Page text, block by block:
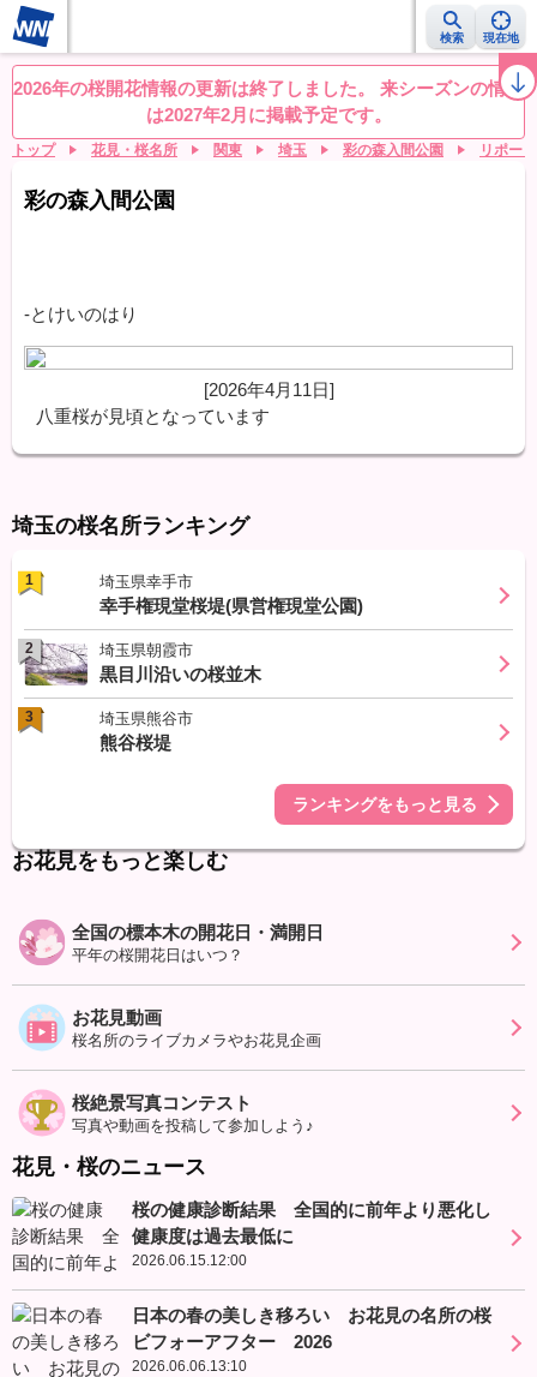
検索 現在地
桜レーダー 名所ランキング 桜開花予想NEWS お花見動画 目的別
2026年の桜開花情報の更新は終了しました。 来シーズンの情報
は2027年2月に掲載予定です。
トップ 花見・桜名所 関東 埼玉 彩の森入間公園 リポー
彩の森入間公園
-とけいのはり
[2026年4月11日]
八重桜が見頃となっています
埼玉の桜名所ランキング
1 埼玉県幸手市
幸手権現堂桜堤(県営権現堂公園)
2 埼玉県朝霞市
黒目川沿いの桜並木
3 埼玉県熊谷市
熊谷桜堤
ランキングをもっと見る
お花見をもっと楽しむ
全国の標本木の開花日・満開日
平年の桜開花日はいつ？
お花見動画
桜名所のライブカメラやお花見企画
桜絶景写真コンテスト
写真や動画を投稿して参加しよう♪
花見・桜のニュース
桜の健康診断結果 全国的に前年より悪化し
健康度は過去最低に
2026.06.15.12:00
日本の春の美しき移ろい お花見の名所の桜
ビフォーアフター 2026
2026.06.06.13:10